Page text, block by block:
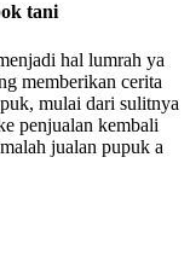
tani
hal lumrah ya
memberikan cerita
mulai dari sulitnya
penjualan kembali
jualan pupuk a